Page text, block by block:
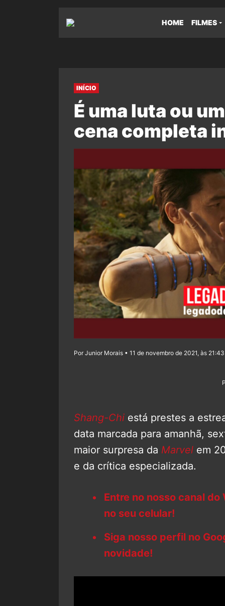
HOME FILMES
INÍCIO
É uma luta ou
cena completa
Por Junior Morais • 11 de novembro de 2021, às 21:43
Shang-Chi está prestes a
data marcada para amanhã,
maior surpresa da Marvel em
e da crítica especializada.
Entre no nosso canal
no seu celular!
Siga nosso perfil no
novidade!